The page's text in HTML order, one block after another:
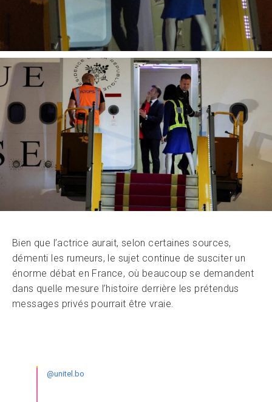
Bien que l’actrice aurait, selon certaines sources,
démenti les rumeurs, le sujet continue de susciter un
énorme débat en France, où beaucoup se demandent
dans quelle mesure l’histoire derrière les prétendus
messages privés pourrait être vraie.
@unitel.bo